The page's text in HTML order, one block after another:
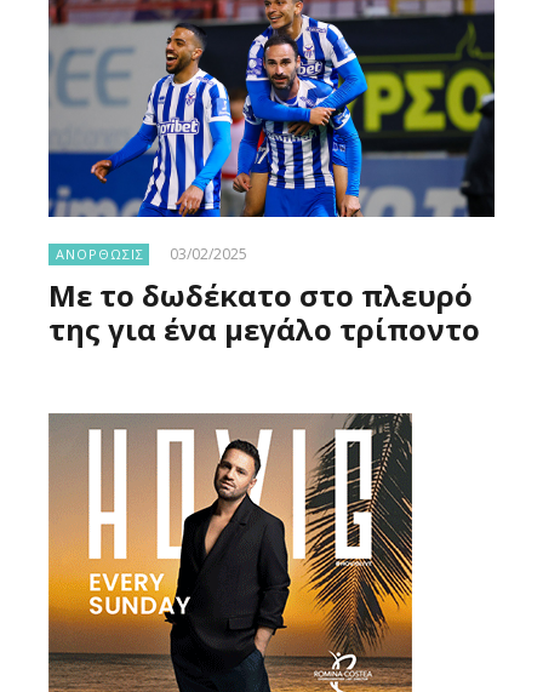
ΑΝΟΡΘΩΣΙΣ 03/02/2025
Με το δωδέκατο στο πλευρό
της για ένα μεγάλο τρίποντο